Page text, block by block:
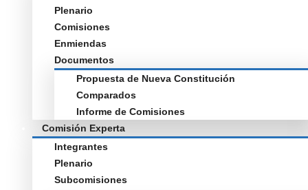
Plenario
Comisiones
Enmiendas
Documentos
Propuesta de Nueva Constitución
Comparados
Informe de Comisiones
Comisión Experta
Integrantes
Plenario
Subcomisiones